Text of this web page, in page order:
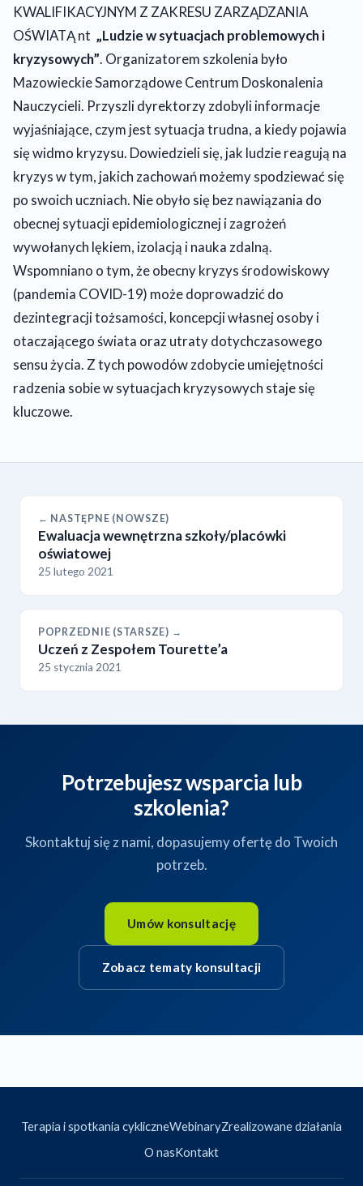
KWALIFIKACYJNYM Z ZAKRESU ZARZĄDZANIA
OŚWIATĄ nt „Ludzie w sytuacjach problemowych i
kryzysowych”. Organizatorem szkolenia było
Mazowieckie Samorządowe Centrum Doskonalenia
Nauczycieli. Przyszli dyrektorzy zdobyli informacje
wyjaśniające, czym jest sytuacja trudna, a kiedy pojawia
się widmo kryzysu. Dowiedzieli się, jak ludzie reagują na
kryzys w tym, jakich zachowań możemy spodziewać się
po swoich uczniach. Nie obyło się bez nawiązania do
obecnej sytuacji epidemiologicznej i zagrożeń
wywołanych lękiem, izolacją i nauka zdalną.
Wspomniano o tym, że obecny kryzys środowiskowy
(pandemia COVID-19) może doprowadzić do
dezintegracji tożsamości, koncepcji własnej osoby i
otaczającego świata oraz utraty dotychczasowego
sensu życia. Z tych powodów zdobycie umiejętności
radzenia sobie w sytuacjach kryzysowych staje się
kluczowe.
← NASTĘPNE (NOWSZE)
Ewaluacja wewnętrzna szkoły/placówki
oświatowej
25 lutego 2021
POPRZEDNIE (STARSZE) →
Uczeń z Zespołem Tourette’a
25 stycznia 2021
Potrzebujesz wsparcia lub
szkolenia?
Skontaktuj się z nami, dopasujemy ofertę do Twoich
potrzeb.
Umów konsultację
Zobacz tematy konsultacji
Terapia i spotkania cykliczneWebinaryZrealizowane działania
O nasKontakt